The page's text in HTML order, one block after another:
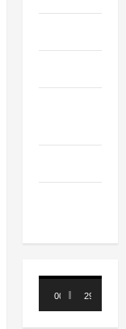
Lecteur
vidéo
00:00 29:21